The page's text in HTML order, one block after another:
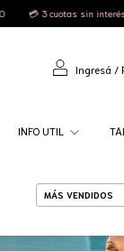
💵 10% OFF efectivo
Ingresá /
INFO UTIL